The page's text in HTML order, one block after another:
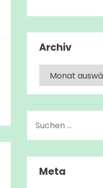
Archiv
nach:
Meta